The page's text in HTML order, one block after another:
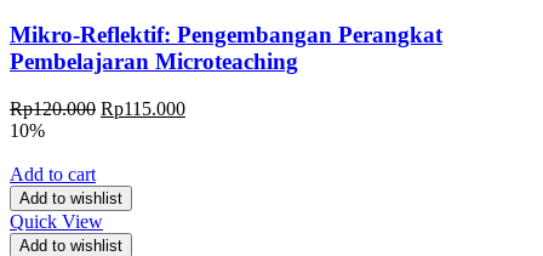
Mikro-Reflektif: Pengembangan Perangkat
Pembelajaran Microteaching
Rp120.000 Rp115.000
10%
Add to cart
Add to wishlist
Quick View
Add to wishlist